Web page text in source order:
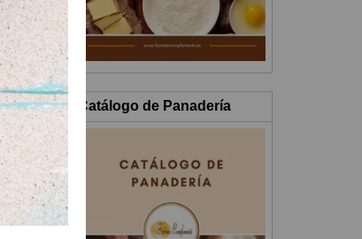
Catálogo de Panadería